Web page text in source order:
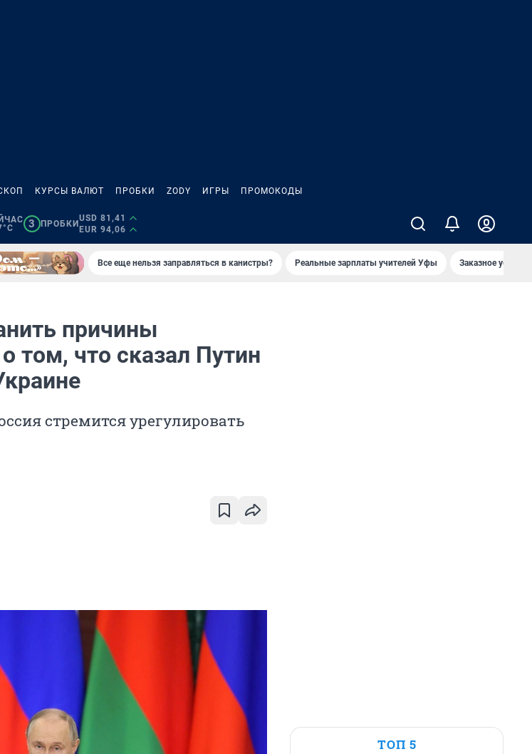
КУРСЫ ВАЛЮТ ПРОБКИ ZODY ИГРЫ ПРОМОКОДЫ
3 ПРОБКИ
USD 81,41
EUR 94,06
Все еще нельзя заправляться в канистры? Реальные зарплаты учителей Уфы Заказное
причины
том, что сказал Путин
стремится урегулировать
ТОП 5